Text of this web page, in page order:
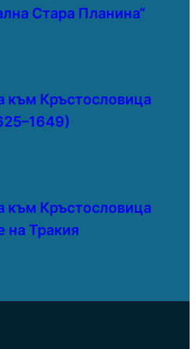
Стара Планина“
към Кръстословица
към Кръстословица
на Тракия